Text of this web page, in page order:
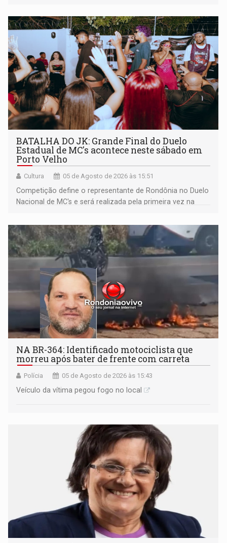
BATALHA DO JK: Grande Final do Duelo
Estadual de MC's acontece neste sábado em
Porto Velho
Cultura 05 de Agosto de 2026 às 15:51
Competição define o representante de Rondônia no Duelo
Nacional de MC's e será realizada pela primeira vez na
NA BR-364: Identificado motociclista que
morreu após bater de frente com carreta
Polícia 05 de Agosto de 2026 às 15:43
Veículo da vítima pegou fogo no local